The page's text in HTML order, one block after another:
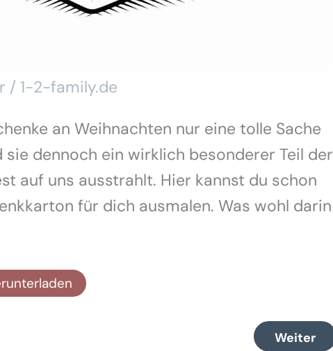
/ 1-2-family.de
an Weihnachten nur eine tolle Sache
sie dennoch ein wirklich besonderer Teil der
auf uns ausstrahlt. Hier kannst du schon
für dich ausmalen. Was wohl darin
Weiter